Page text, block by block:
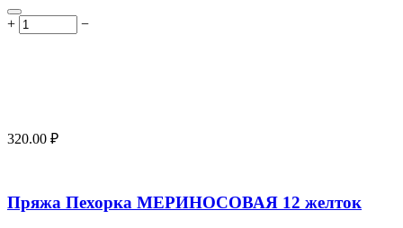
+ −
320.00 ₽
Пряжа Пехорка МЕРИНОСОВАЯ 12 желток